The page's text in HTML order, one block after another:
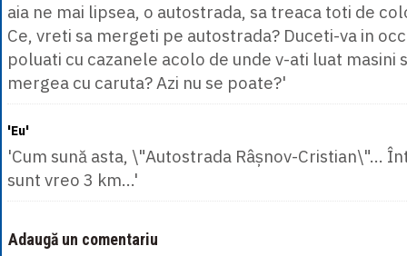
aia ne mai lipsea, o autostrada, sa treaca toti de
Ce, vreti sa mergeti pe autostrada? Duceti-va in
poluati cu cazanele acolo de unde v-ati luat masini
mergea cu caruta? Azi nu se poate?'
'Eu'
'Cum sună asta, \"Autostrada Râșnov-Cristian\"...
sunt vreo 3 km...'
Adaugă un comentariu